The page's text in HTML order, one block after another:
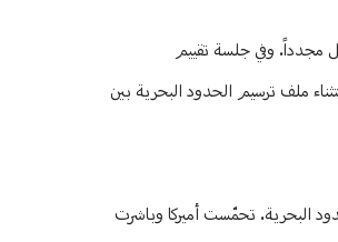
مجدداً. وفي جلسة تقييم
ملف ترسيم الحدود البحرية بين
البحرية. تحمّست أميركا وباشرت